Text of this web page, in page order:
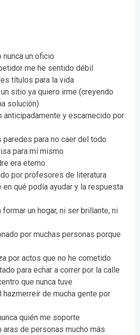
nunca un oficio
me he sentido débil
títulos para la vida
sitio ya quiero irme (creyendo
solución)
anticipadamente y escarnecido por
paredes para no caer del todo
para mí mismo
era eterno
por profesores de literatura
en qué podía ayudar y la respuesta
un hogar, ni ser brillante, ni
por muchas personas porque
por actos que no he cometido
para echar a correr por la calle
que nunca tuve
hazmerreír de mucha gente por
quién me soporte
de personas mucho más